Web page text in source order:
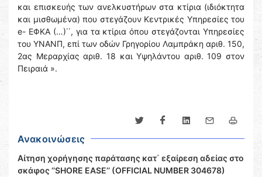
και επισκευής των ανελκυστήρων στα κτίρια (ιδιόκτητα
και μισθωμένα) που στεγάζουν Κεντρικές Υπηρεσίες του
e- ΕΦΚΑ (…)΄΄, για τα κτίρια όπου στεγάζονται Υπηρεσίες
του ΥΝΑΝΠ, επί των οδών Γρηγορίου Λαμπράκη αριθ. 150,
2ας Μεραρχίας αριθ. 18 και Υψηλάντου αριθ. 109 στον
Πειραιά ».
Ανακοινώσεις
Αίτηση χορήγησης παράτασης κατ΄ εξαίρεση αδείας στο
σκάφος ‘’SHORE EASE’’ (OFFICIAL NUMBER 304678)